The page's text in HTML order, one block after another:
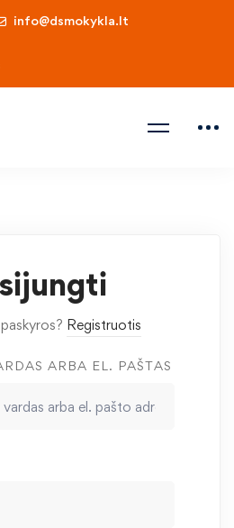
info@dsmokykla.lt
Registruotis
ARBA EL. PAŠTAS